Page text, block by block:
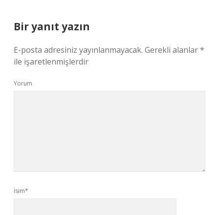
Bir yanıt yazın
E-posta adresiniz yayınlanmayacak. Gerekli alanlar*
ile işaretlenmişlerdir
Yorum
İsim*